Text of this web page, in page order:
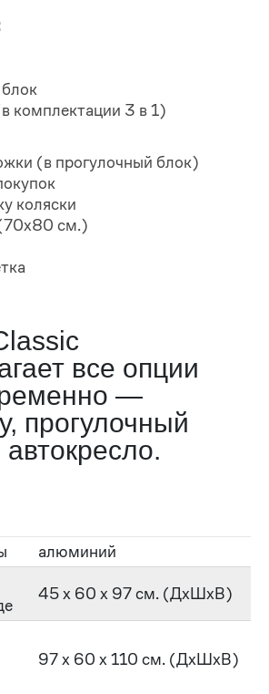
комплектации 3 в 1)
(в прогулочный блок)
коляски
см.)
все опции
—
прогулочный
автокресло.
алюминий
45 х 60 х 97 см. (ДxШxВ)
97 х 60 х 110 см. (ДxШxВ)